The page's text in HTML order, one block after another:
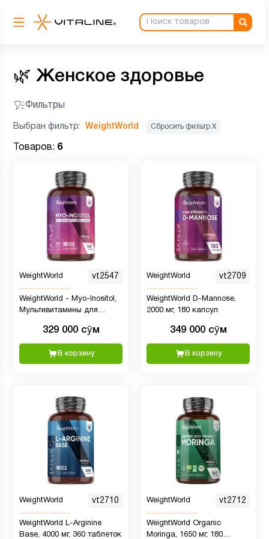
🌿 Женское здоровье
Фильтры
Выбран фильтр: WeightWorld Сбросить фильтр Х
Товаров: 6
WeightWorld vt2547
WeightWorld - Myo-Inositol,
Мультивитамины для
4000 мг, 120 таблеток
329 000 сӯм
В корзину
WeightWorld vt2709
WeightWorld D-Mannose,
2000 мг, 180 капсул
349 000 сӯм
В корзину
WeightWorld vt2710
WeightWorld L-Arginine
Base, 4000 мг, 360 таблеток
WeightWorld vt2712
WeightWorld Organic
Moringa, 1650 мг, 180